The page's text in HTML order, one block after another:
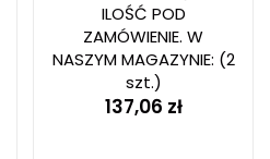
ILOŚĆ POD
ZAMÓWIENIE. W
NASZYM MAGAZYNIE: (2
szt.)
137,06 zł